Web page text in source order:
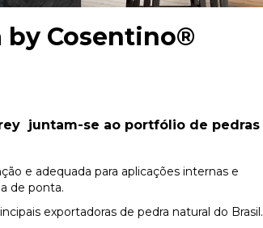
by Cosentino®
juntam-se ao portfólio de pedras
e adequada para aplicações internas e
de ponta.
exportadoras de pedra natural do Brasil.